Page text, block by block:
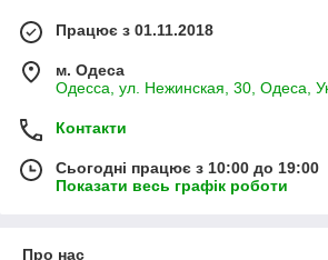
Працює з 01.11.2018
м. Одеса
Одесса, ул. Нежинская, 30, Одеса,
Контакти
Сьогодні працює з 10:00 до 19:00
Показати весь графік роботи
Про нас